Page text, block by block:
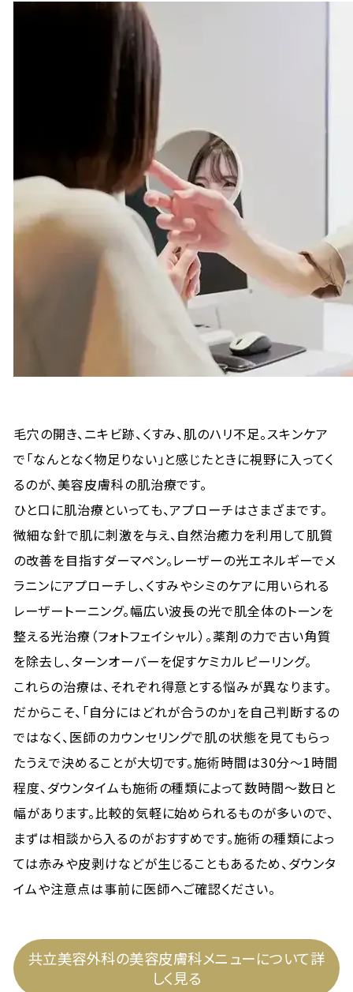
毛穴の開き、ニキビ跡、くすみ、肌のハリ不足。スキンケア
で「なんとなく物足りない」と感じたときに視野に入ってく
るのが、美容皮膚科の肌治療です。
ひと口に肌治療といっても、アプローチはさまざまです。
微細な針で肌に刺激を与え、自然治癒力を利用して肌質
の改善を目指すダーマペン。レーザーの光エネルギーでメ
ラニンにアプローチし、くすみやシミのケアに用いられる
レーザートーニング。幅広い波長の光で肌全体のトーンを
整える光治療（フォトフェイシャル）。薬剤の力で古い角質
を除去し、ターンオーバーを促すケミカルピーリング。
これらの治療は、それぞれ得意とする悩みが異なります。
だからこそ、「自分にはどれが合うのか」を自己判断するの
ではなく、医師のカウンセリングで肌の状態を見てもらっ
たうえで決めることが大切です。施術時間は30分〜1時間
程度、ダウンタイムも施術の種類によって数時間〜数日と
幅があります。比較的気軽に始められるものが多いので、
まずは相談から入るのがおすすめです。施術の種類によっ
ては赤みや皮剥けなどが生じることもあるため、ダウンタ
イムや注意点は事前に医師へご確認ください。
共立美容外科の美容皮膚科メニューについて詳
しく見る